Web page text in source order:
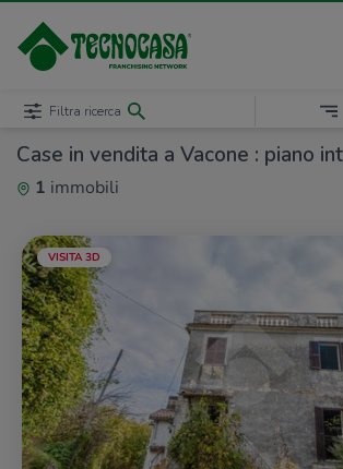
Case in vendita a Vacone : piano
1 immobili
Filtra ricerca
VISITA 3D